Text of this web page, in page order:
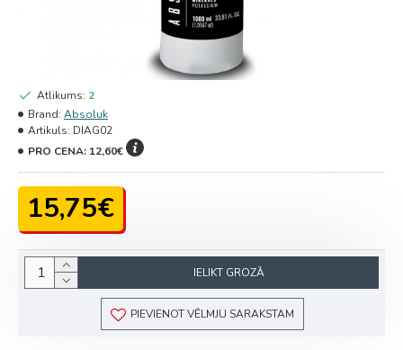
15,75€
Atlikums: 2
Brand: Absoluk
Artikuls: DIAG02
PRO CENA: 12,60€
IELIKT GROZĀ
PIEVIENOT VĒLMJU SARAKSTAM